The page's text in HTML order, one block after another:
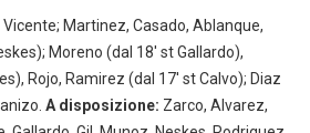
Vicente; Martinez, Casado, Ablanque,
Moreno (dal 18′ st Gallardo),
Rojo, Ramirez (dal 17′ st Calvo); Diaz
A disposizione: Zarco, Alvarez,